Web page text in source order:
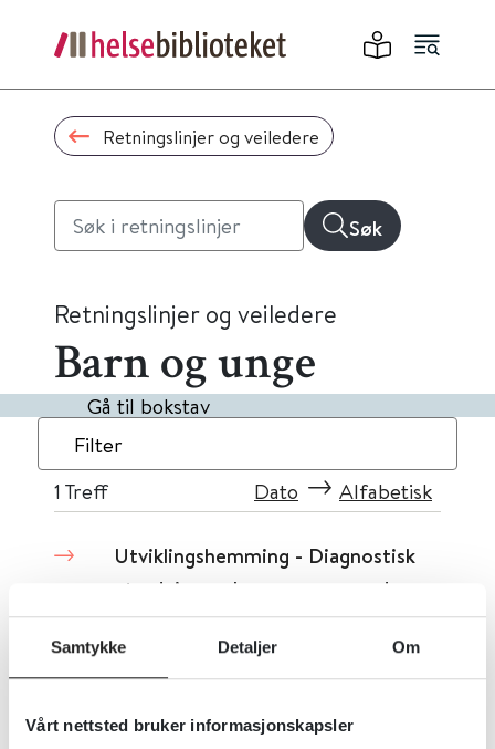
Samtykke Detaljer Om
Vårt nettsted bruker informasjonskapsler
Retningslinjer og veiledere
Søk
Retningslinjer og veiledere
Barn og unge
Gå til bokstav
Filter
1 Treff Dato Alfabetisk
Utviklingshemming - Diagnostisk
utredning av barn og unge ved
spørsmål om utviklingshemming
Oslo Universitetssykehus 2024
Detaljer